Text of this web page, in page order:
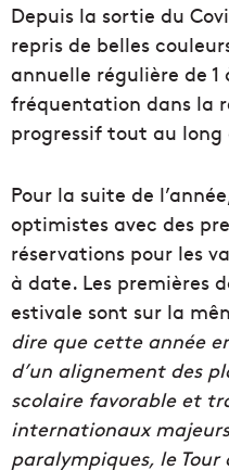
Depuis la sortie du
repris de belles
annuelle régulière de
fréquentation dans la
progressif tout au long
Pour la suite de
optimistes avec des
réservations pour les
à date. Les premières
estivale sont sur la
dire que cette année
d’un alignement des
scolaire favorable et
internationaux
paralympiques, le Tour